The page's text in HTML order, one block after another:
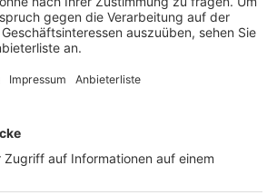
Wir benötigen Ihre
um Videoinhalte